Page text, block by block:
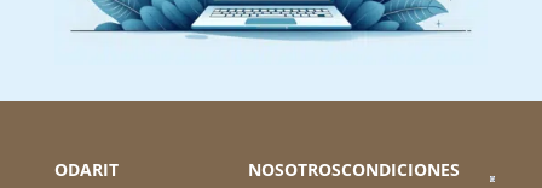
ODARIT NOSOTROSCONDICIONES